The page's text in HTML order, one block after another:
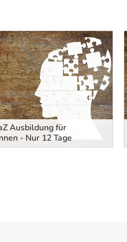
Ausbildung für
- Nur 12 Tage